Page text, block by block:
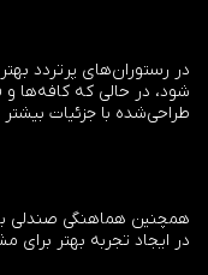
در رستوران‌های پرتردد
شود، در حالی که کافه‌ها
طراحی‌شده با جزئیات بیشتر
همچنین هماهنگی صندلی
در ایجاد تجربه بهتر برای